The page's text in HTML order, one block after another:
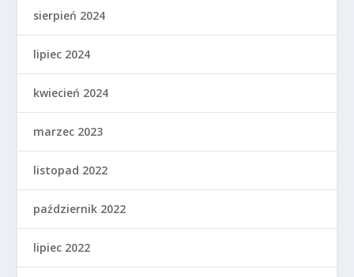
sierpień 2024
lipiec 2024
kwiecień 2024
marzec 2023
listopad 2022
październik 2022
lipiec 2022